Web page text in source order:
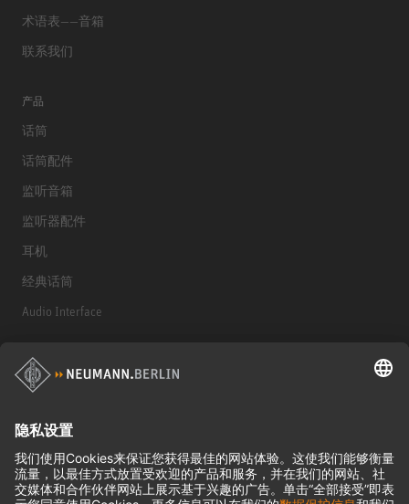
术语表——音箱
联系我们
产品
话筒
话筒配件
监听音箱
监听器配件
耳机
经典话筒
Audio Interface